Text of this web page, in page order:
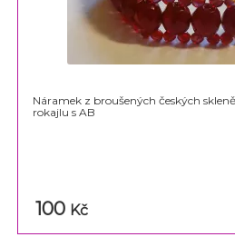
Náramek z broušených českých
rokajlu s AB
100 Kč